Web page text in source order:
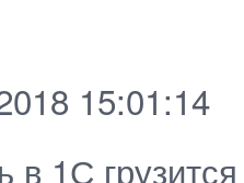
15:01:14
в 1С